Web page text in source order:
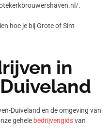
.
hoe je bij Grote of Sint
in
Duiveland en de omgeving van
gehele bedrijvengidsvan